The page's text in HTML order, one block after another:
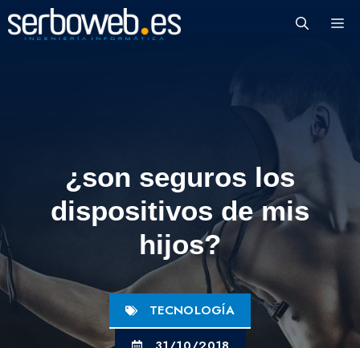
Saltar
al
¿son seguros los
dispositivos de mis
hijos?
TECNOLOGÍA